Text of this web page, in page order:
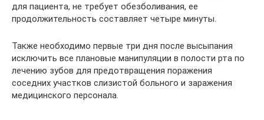
для пациента, не требует обезболивания, ее
продолжительность составляет четыре минуты.
Также необходимо первые три дня после высыпания
исключить все плановые манипуляции в полости рта по
лечению зубов для предотвращения поражения
соседних участков слизистой больного и заражения
медицинского персонала.